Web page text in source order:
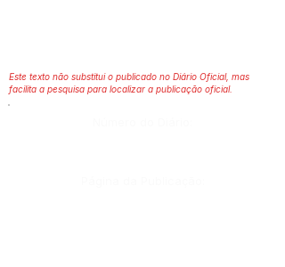
Este texto não substitui o publicado no Diário Oficial, mas
facilita a pesquisa para localizar a publicação oficial.